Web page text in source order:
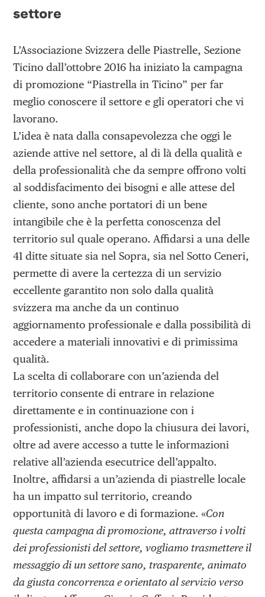
settore
L’Associazione Svizzera delle Piastrelle, Sezione
Ticino dall’ottobre 2016 ha iniziato la campagna
di promozione “Piastrella in Ticino” per far
meglio conoscere il settore e gli operatori che vi
lavorano.
L’idea è nata dalla consapevolezza che oggi le
aziende attive nel settore, al di là della qualità e
della professionalità che da sempre offrono volti
al soddisfacimento dei bisogni e alle attese del
cliente, sono anche portatori di un bene
intangibile che è la perfetta conoscenza del
territorio sul quale operano. Affidarsi a una delle
41 ditte situate sia nel Sopra, sia nel Sotto Ceneri,
permette di avere la certezza di un servizio
eccellente garantito non solo dalla qualità
svizzera ma anche da un continuo
aggiornamento professionale e dalla possibilità di
accedere a materiali innovativi e di primissima
qualità.
La scelta di collaborare con un’azienda del
territorio consente di entrare in relazione
direttamente e in continuazione con i
professionisti, anche dopo la chiusura dei lavori,
oltre ad avere accesso a tutte le informazioni
relative all’azienda esecutrice dell’appalto.
Inoltre, affidarsi a un’azienda di piastrelle locale
ha un impatto sul territorio, creando
opportunità di lavoro e di formazione. «Con
questa campagna di promozione, attraverso i volti
dei professionisti del settore, vogliamo trasmettere il
messaggio di un settore sano, trasparente, animato
da giusta concorrenza e orientato al servizio verso